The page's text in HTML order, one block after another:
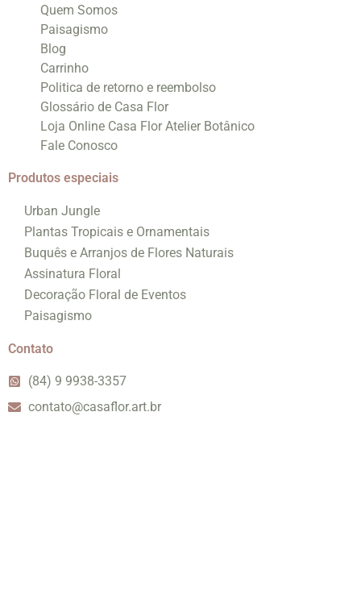
Quem Somos
Paisagismo
Blog
Carrinho
Politica de retorno e reembolso
Glossário de Casa Flor
Loja Online Casa Flor Atelier Botânico
Fale Conosco
Produtos especiais
Urban Jungle
Plantas Tropicais e Ornamentais
Buquês e Arranjos de Flores Naturais
Assinatura Floral
Decoração Floral de Eventos
Paisagismo
Contato
(84) 9 9938-3357
contato@casaflor.art.br